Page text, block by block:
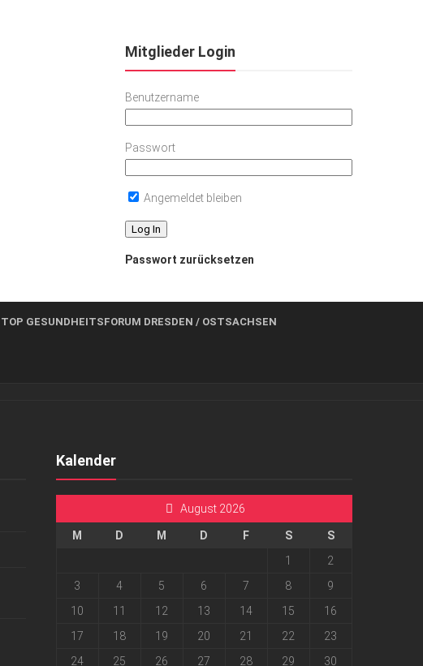
Mitglieder Login
Benutzername
Passwort
Angemeldet bleiben
Passwort zurücksetzen
TOP GESUNDHEITSFORUM DRESDEN / OSTSACHSEN
Kalender
August 2026
M D M D F S
S
1
2
3
4 5 6 7 8
9
10
11 12 13 14 15
16
17
18 19 20 21 22
23
24
25 26 27 28 29 30